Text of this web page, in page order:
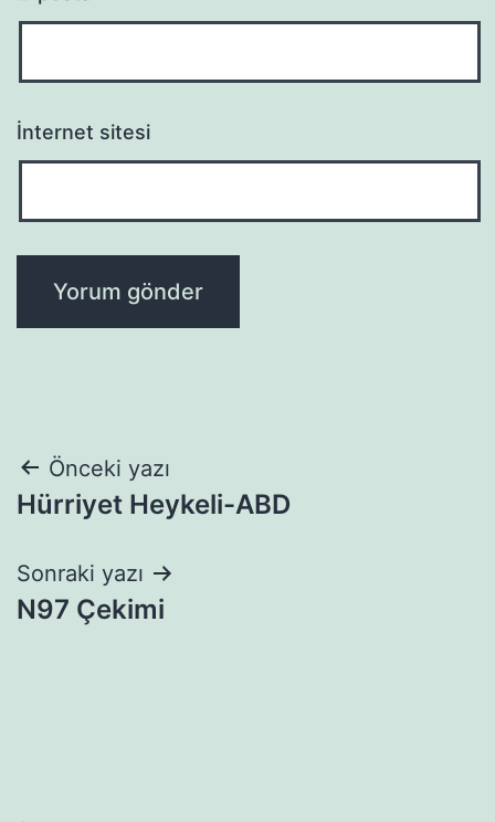
İnternet sitesi
Yazı
gezinmesi
Önceki yazı
Hürriyet Heykeli-ABD
Sonraki yazı
N97 Çekimi